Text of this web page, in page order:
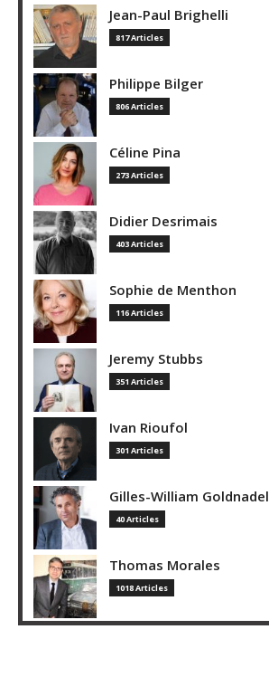
Jean-Paul Brighelli
817 Articles
Philippe Bilger
806 Articles
Céline Pina
273 Articles
Didier Desrimais
403 Articles
Sophie de Menthon
116 Articles
Jeremy Stubbs
351 Articles
Ivan Rioufol
301 Articles
Gilles-William Goldnadel
40 Articles
Thomas Morales
1018 Articles